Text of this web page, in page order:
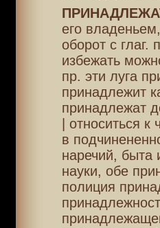
его
оборот с глаг.
избежать
пр. эти луга
принадлежит
принадлежат
| относиться
в
наречий, быта
науки, обе
полиция